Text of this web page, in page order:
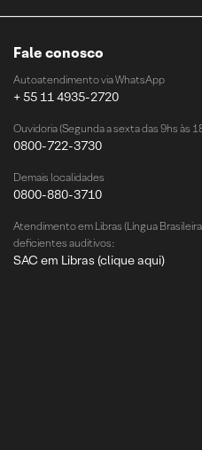
Fale conosco
Autoatendimento via WhatsApp
+ 55 11 4935-2720
Ouvidoria (Segunda a sexta das 9hs às
0800-722-3730
Demais localidades
0800-880-3710
Atendimento em Libras (Língua Brasileira
deficientes auditivos:
SAC em Libras (clique aqui)